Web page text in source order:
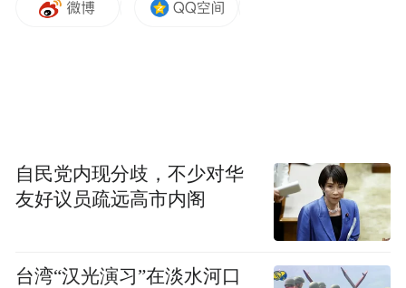
自民党内现分歧，不少对华
友好议员疏远高市内阁
台湾“汉光演习”在淡水河口